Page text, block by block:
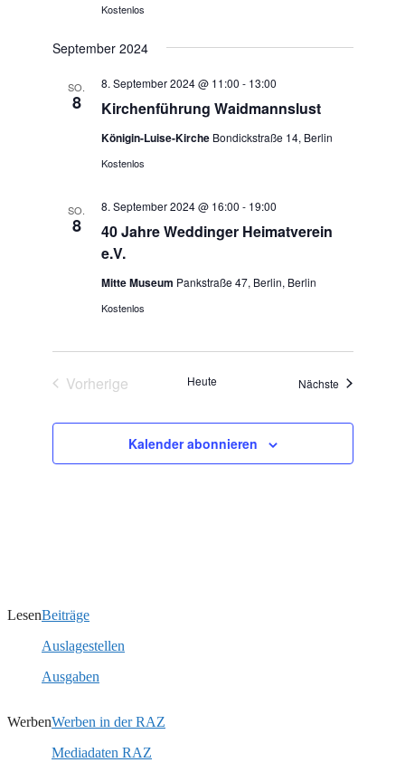
Kostenlos
September 2024
SO.
8 Kirchenführung Waidmannslust
8. September 2024 @ 11:00 - 13:00
Königin-Luise-Kirche Bondickstraße 14, Berlin
Kostenlos
SO.
8
40 Jahre Weddinger Heimatverein
e.V.
8. September 2024 @ 16:00 - 19:00
Mitte Museum Pankstraße 47, Berlin, Berlin
Kostenlos
Vorherige
Heute Nächste
Kalender abonnieren
LesenBeiträge
Auslagestellen
Ausgaben
WerbenWerben in der RAZ
Mediadaten RAZ